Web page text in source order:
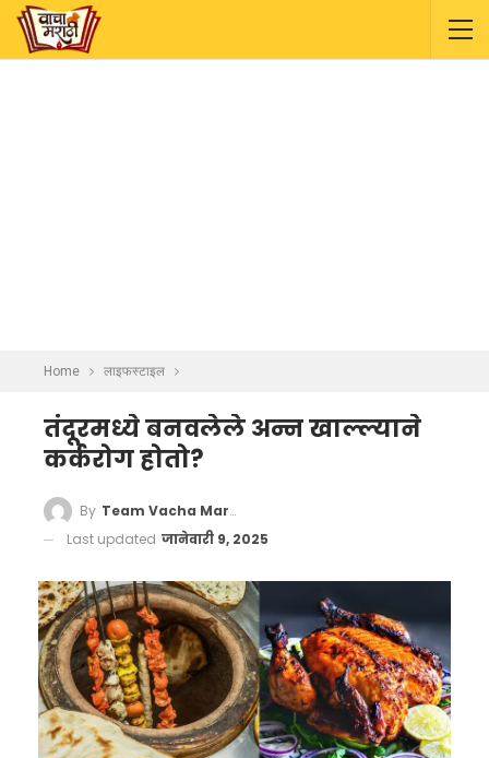
Home लाइफस्टाइल
तंदूरमध्ये बनवलेले अन्न खाल्ल्याने
कर्करोग होतो?
By Team Vacha Marathi
Last updated जानेवारी 9, 2025